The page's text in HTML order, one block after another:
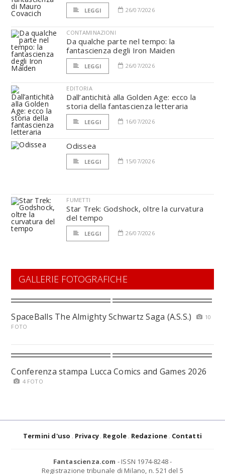
LEGGI 26/07/2026
CONTAMINAZIONI
Da qualche parte nel tempo: la
fantascienza degli Iron Maiden
LEGGI 26/07/2026
EDITORIA
Dall’antichità alla Golden Age: ecco la
storia della fantascienza letteraria
LEGGI 16/07/2026
Odissea
LEGGI 15/07/2026
FUMETTI
Star Trek: Godshock, oltre la curvatura
del tempo
LEGGI 26/07/2026
GALLERIE FOTOGRAFICHE
SpaceBalls The Almighty Schwartz Saga (A.S.S.)
10
FOTO
Conferenza stampa Lucca Comics and Games 2026
4 FOTO
Termini d'uso Privacy Regole Redazione Contatti
Fantascienza.com - ISSN 1974-8248 -
Registrazione tribunale di Milano, n. 521 del 5